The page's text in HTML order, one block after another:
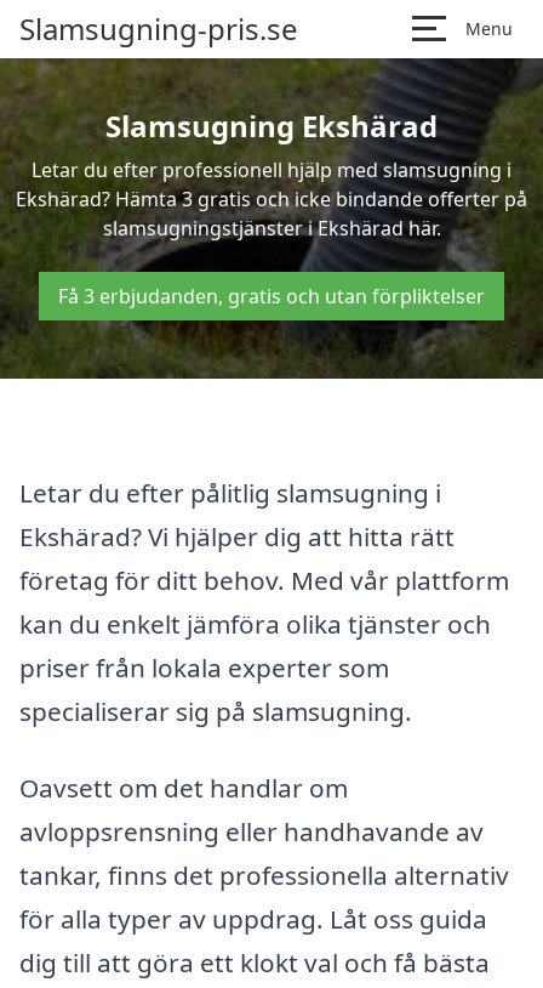
Slamsugning-pris.se Menu
Slamsugning Ekshärad
Letar du efter professionell hjälp med slamsugning i
Ekshärad? Hämta 3 gratis och icke bindande offerter på
slamsugningstjänster i Ekshärad här.
Få 3 erbjudanden, gratis och utan förpliktelser
Letar du efter pålitlig slamsugning i
Ekshärad? Vi hjälper dig att hitta rätt
företag för ditt behov. Med vår plattform
kan du enkelt jämföra olika tjänster och
priser från lokala experter som
specialiserar sig på slamsugning.
Oavsett om det handlar om
avloppsrensning eller handhavande av
tankar, finns det professionella alternativ
för alla typer av uppdrag. Låt oss guida
dig till att göra ett klokt val och få bästa